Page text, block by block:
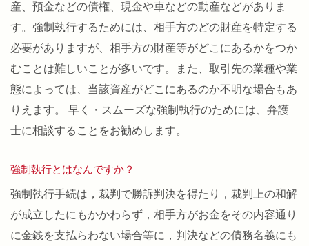
産、預金などの債権、現金や車などの動産などがありま
す。強制執行するためには、相手方のどの財産を特定する
必要がありますが、相手方の財産等がどこにあるかをつか
むことは難しいことが多いです。また、取引先の業種や業
態によっては、当該資産がどこにあるのか不明な場合もあ
りえます。 早く・スムーズな強制執行のためには、弁護
士に相談することをお勧めします。
強制執行とはなんですか？
強制執行手続は，裁判で勝訴判決を得たり，裁判上の和解
が成立したにもかかわらず，相手方がお金をその内容通り
に金銭を支払らわない場合等に，判決などの債務名義にも